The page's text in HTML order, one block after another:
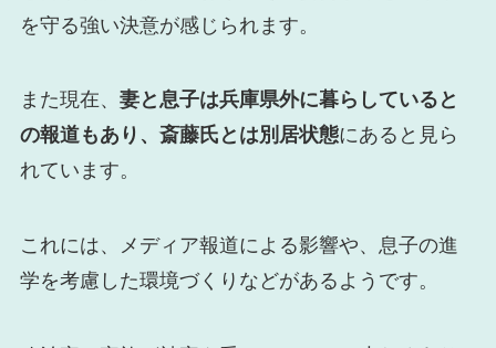
を守る強い決意が感じられます。
また現在、 妻と息子は兵庫県外に暮らしていると
の報道もあり、斎藤氏とは別居状態にあると見ら
れています。
これには、メディア報道による影響や、息子の進
学を考慮した環境づくりなどがあるようです。